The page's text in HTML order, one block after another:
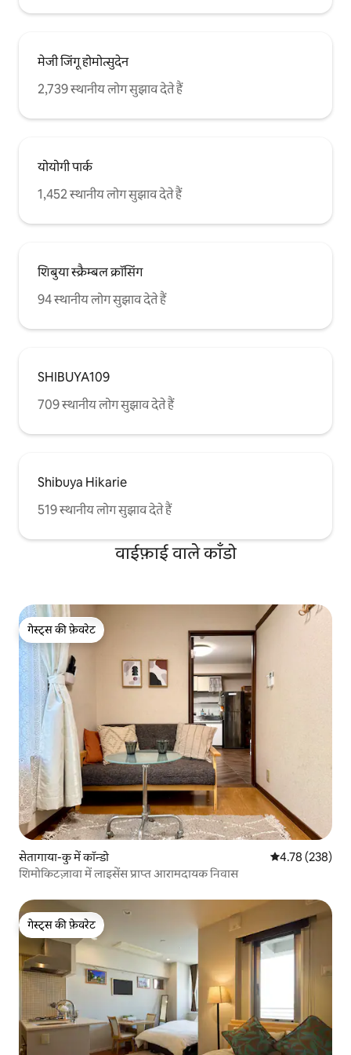
मेजी जिंगू होमोत्सुदेन
2,739 स्थानीय लोग सुझाव देते हैं
योयोगी पार्क
1,452 स्थानीय लोग सुझाव देते हैं
शिबुया स्क्रैम्बल क्रॉसिंग
94 स्थानीय लोग सुझाव देते हैं
SHIBUYA109
709 स्थानीय लोग सुझाव देते हैं
Shibuya Hikarie
519 स्थानीय लोग सुझाव देते हैं
वाईफ़ाई वाले काँडो
गेस्ट्स की फ़ेवरेट
गेस्ट्स की फ़ेवरेट
सेतागाया-कु में कॉन्डो औसत रेटिंग 5 में से
4.78 (238)
शिमोकिटज़ावा में लाइसेंस प्राप्त आरामदायक निवास
गेस्ट्स की फ़ेवरेट
गेस्ट्स की फ़ेवरेट